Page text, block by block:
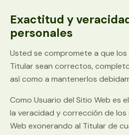
Exactitud y
personales
Usted se compromete a que
Titular sean correctos,
así como a mantenerlos
Como Usuario del Sitio Web es
la veracidad y corrección de
Web exonerando al Titular de